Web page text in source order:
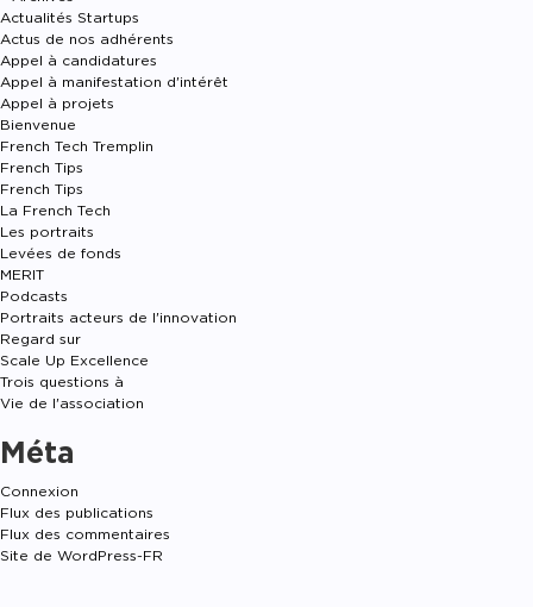
Actualités Startups
Actus de nos adhérents
Appel à candidatures
Appel à manifestation d'intérêt
Appel à projets
Bienvenue
French Tech Tremplin
French Tips
French Tips
La French Tech
Les portraits
Levées de fonds
MERIT
Podcasts
Portraits acteurs de l'innovation
Regard sur
Scale Up Excellence
Trois questions à
Vie de l'association
Méta
Connexion
Flux des publications
Flux des commentaires
Site de WordPress-FR